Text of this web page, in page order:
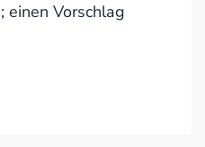
einen Vorschlag